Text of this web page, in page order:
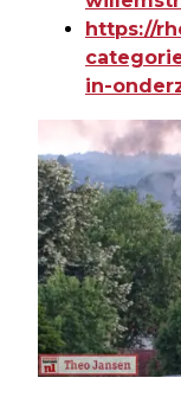
https://
in-